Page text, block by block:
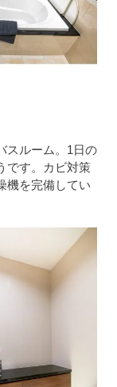
スルーム。1日の
です。カビ対策
機を完備してい